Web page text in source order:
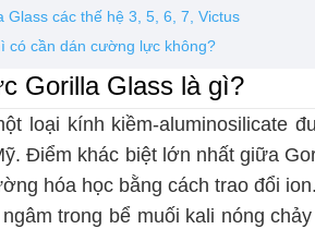
Glass các thế hệ 3, 5, 6, 7, Victus
có cần dán cường lực không?
Gorilla Glass là gì?
loại kính kiềm-aluminosilicate
Điểm khác biệt lớn nhất giữa
hóa học bằng cách trao đổi ion.
trong bể muối kali nóng